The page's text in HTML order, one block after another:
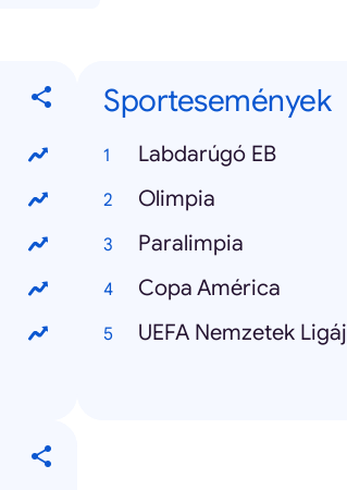
Sportesemények
Labdarúgó EB
Olimpia
Paralimpia
Copa América
UEFA Nemzetek